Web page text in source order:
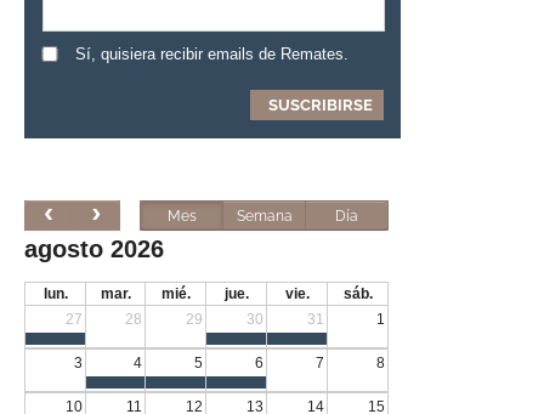
Sí, quisiera recibir emails de Remates.
Mes Semana Día
agosto 2026
lun. mar. mié. jue. vie.
sáb.
27
28 29 30 31 1
3 4 5 6 7 8
10 11 12 13 14 15